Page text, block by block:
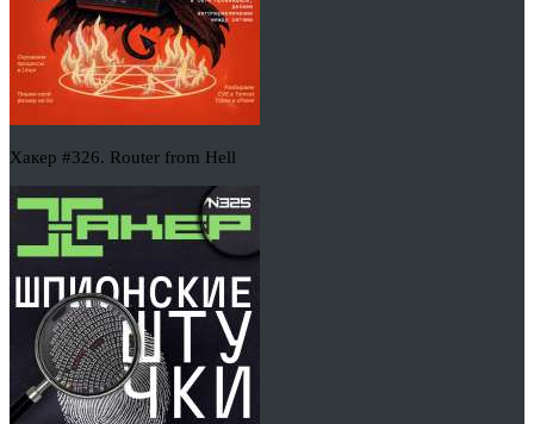
Хакер #326. Router from Hell